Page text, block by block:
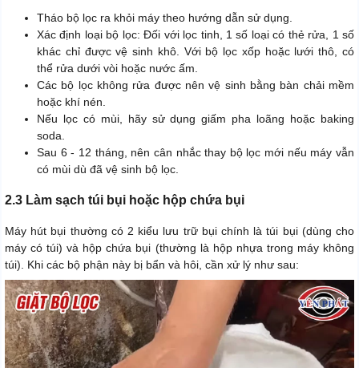
Tháo bộ lọc ra khỏi máy theo hướng dẫn sử dụng.
Xác định loại bộ lọc: Đối với lọc tinh, 1 số loại có thẻ rửa, 1 số
khác chỉ được vệ sinh khô. Với bộ lọc xốp hoặc lưới thô, có
thể rửa dưới vòi hoặc nước ấm.
Các bộ lọc không rửa được nên vệ sinh bằng bàn chải mềm
hoặc khí nén.
Nếu lọc có mùi, hãy sử dụng giấm pha loãng hoặc baking
soda.
Sau 6 - 12 tháng, nên cân nhắc thay bộ lọc mới nếu máy vẫn
có mùi dù đã vệ sinh bộ lọc.
2.3 Làm sạch túi bụi hoặc hộp chứa bụi
Máy hút bụi thường có 2 kiểu lưu trữ bụi chính là túi bụi (dùng cho
máy có túi) và hộp chứa bụi (thường là hộp nhựa trong máy không
túi). Khi các bộ phận này bị bẩn và hôi, cần xử lý như sau: